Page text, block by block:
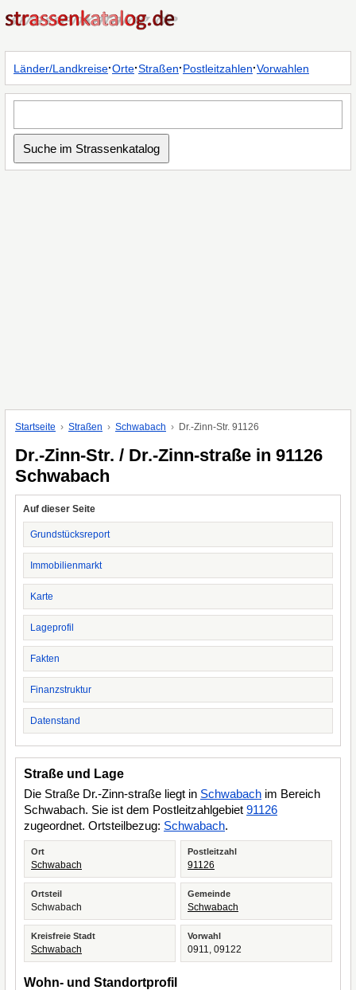
Länder/Landkreise·Orte·Straßen·Postleitzahlen·Vorwahlen
Startseite Straßen Schwabach Dr.-Zinn-Str. 91126
Dr.-Zinn-Str. / Dr.-Zinn-straße in 91126
Schwabach
Auf dieser Seite
Grundstücksreport
Immobilienmarkt
Karte
Lageprofil
Fakten
Finanzstruktur
Datenstand
Straße und Lage
Die Straße Dr.-Zinn-straße liegt in Schwabach im Bereich
Schwabach. Sie ist dem Postleitzahlgebiet 91126
zugeordnet. Ortsteilbezug: Schwabach.
Ort
Schwabach
Postleitzahl
91126
Ortsteil
Schwabach
Gemeinde
Schwabach
Kreisfreie Stadt
Schwabach
Vorwahl
0911, 09122
Wohn- und Standortprofil